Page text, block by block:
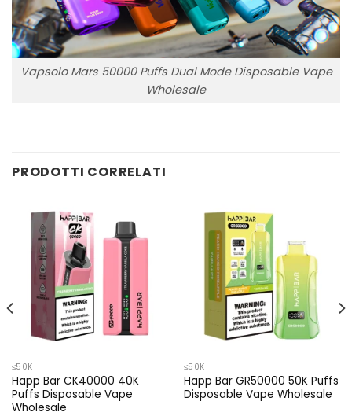
Vapsolo Mars 50000 Puffs Dual Mode Disposable Vape
Wholesale
PRODOTTI CORRELATI
≤50K
Happ Bar CK40000 40K
Puffs Disposable Vape
Wholesale
≤50K
Happ Bar GR50000 50K Puffs
Disposable Vape Wholesale